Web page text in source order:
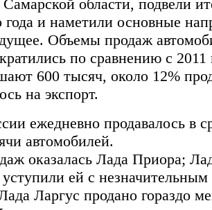
области, подвели
и наметили основные
Объемы продаж
по сравнению с 2011
600 тысяч, около 12%
на экспорт.
ежедневно продавалось в
автомобилей.
оказалась Лада Приора;
ей с
Ларгус продано гораздо